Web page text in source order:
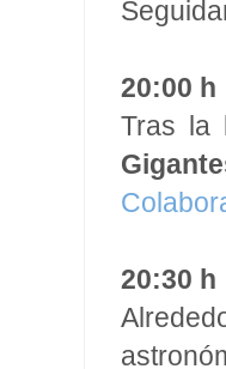
20:00 h
Tras la
20:30 h